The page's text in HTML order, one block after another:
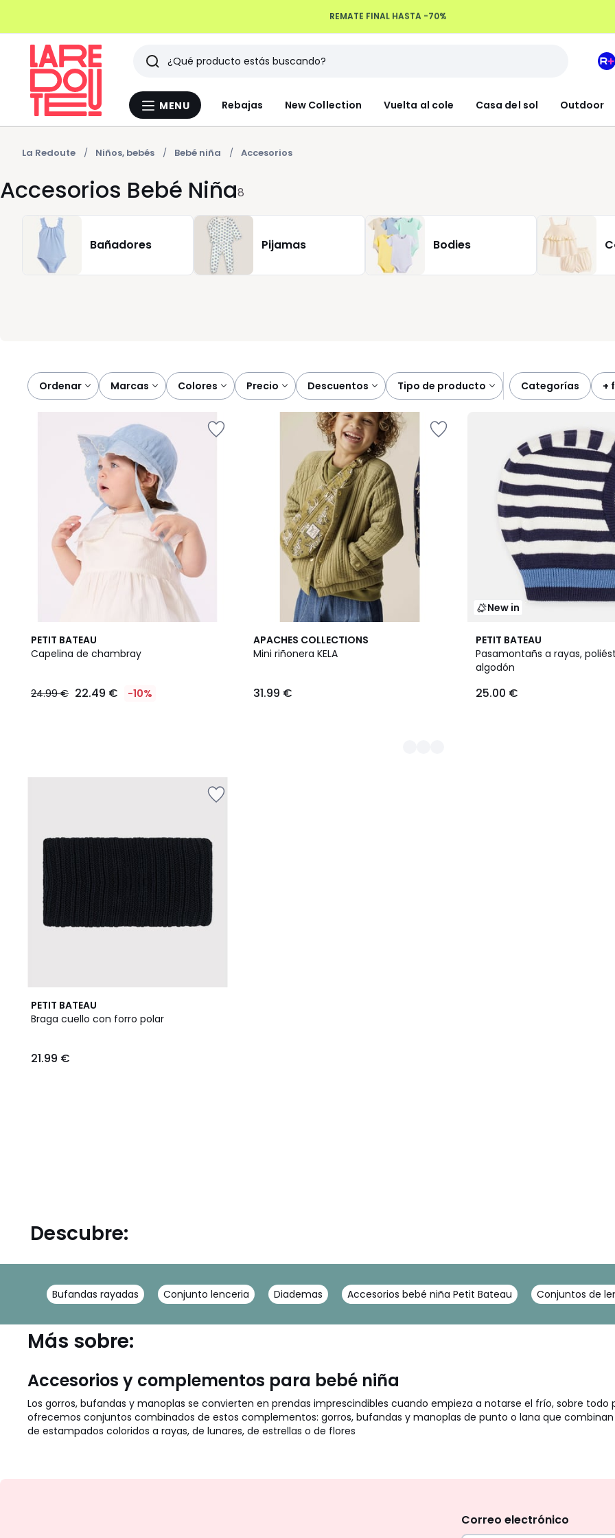
Menu
MENU Rebajas New Collection Vuelta al cole Casa del sol Outdoor
Buscar
Últimos
artículos
vistos
Mi
La Redoute Niños, bebés Bebé niña Accesorios
Accesorios Bebé Niña8
Bañadores Pijamas Bodies
Ordenar
marcas colores precio descuentos tipo de producto categorías
PETIT BATEAU
Capelina de chambray
€
10%
24.99 € 22.49 € -10%
APACHES COLLECTIONS
Mini riñonera KELA
31.99 €
2
Colores
New in
PETIT BATEAU
Pasamontañs a rayas,
algodón
25.00 €
PETIT BATEAU
Braga cuello con forro polar
21.99 €
Descubre:
Bufandas rayadas Conjunto lenceria Diademas Accesorios bebé niña Petit Bateau Conjuntos de
Más sobre:
Accesorios y complementos para bebé niña
Los gorros, bufandas y manoplas se convierten en prendas imprescindibles cuando empieza a notarse el frío, sobre todo
ofrecemos conjuntos combinados de estos complementos: gorros, bufandas y manoplas de punto o lana que
de estampados coloridos a rayas, de lunares, de estrellas o de flores
olvides
Correo electrónico